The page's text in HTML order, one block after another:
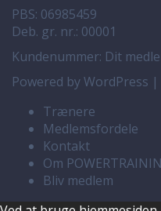
PBS: 06985459
Deb. gr. nr.: 00001
Kundenummer: Dit
Powered by WordPress |
Trænere
Medlemsfordele
Kontakt
Om
Bliv medlem